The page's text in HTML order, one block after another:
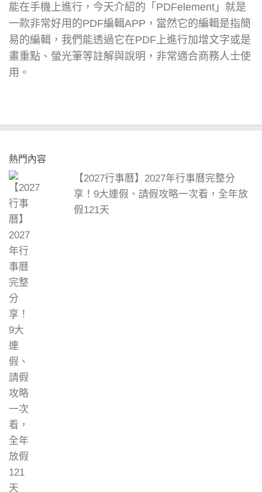
能在手機上進行，今天介紹的「PDFelement」就是
一款非常好用的PDF編輯APP，當然它的編輯是指簡
易的編輯，我們能透過它在PDF上進行加增文字或是
畫重點、螢光筆等註解與說明，非常適合商務人士使
用。
熱門內容
【2027行事曆】2027年行事曆完整分
享！9大連假、請假攻略一次看，全年放
假121天